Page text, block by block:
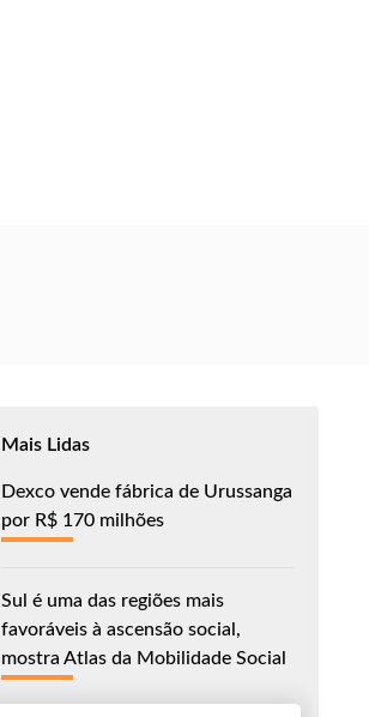
Mais Lidas
Dexco vende fábrica de Urussanga
por R$ 170 milhões
Sul é uma das regiões mais
favoráveis à ascensão social,
mostra Atlas da Mobilidade Social